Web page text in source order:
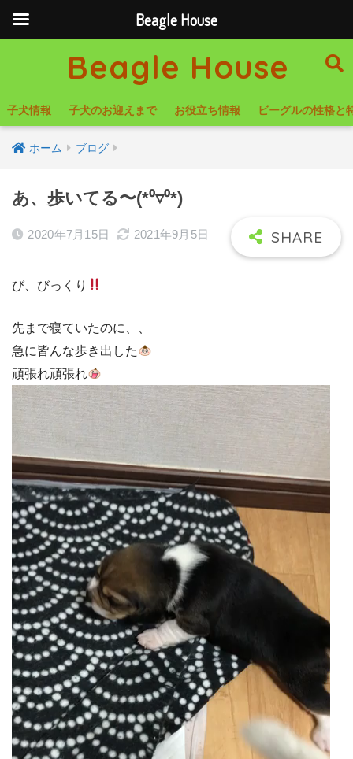
Beagle House
子犬情報 子犬のお迎えまで お役立ち情報 ビーグルの性格と
ホーム ブログ
あ、歩いてる〜(*⁰▿⁰*)
2020年7月15日 2021年9月5日
び、びっくり
先まで寝ていたのに、、
急に皆んな歩き出した
頑張れ頑張れ
Beagle House